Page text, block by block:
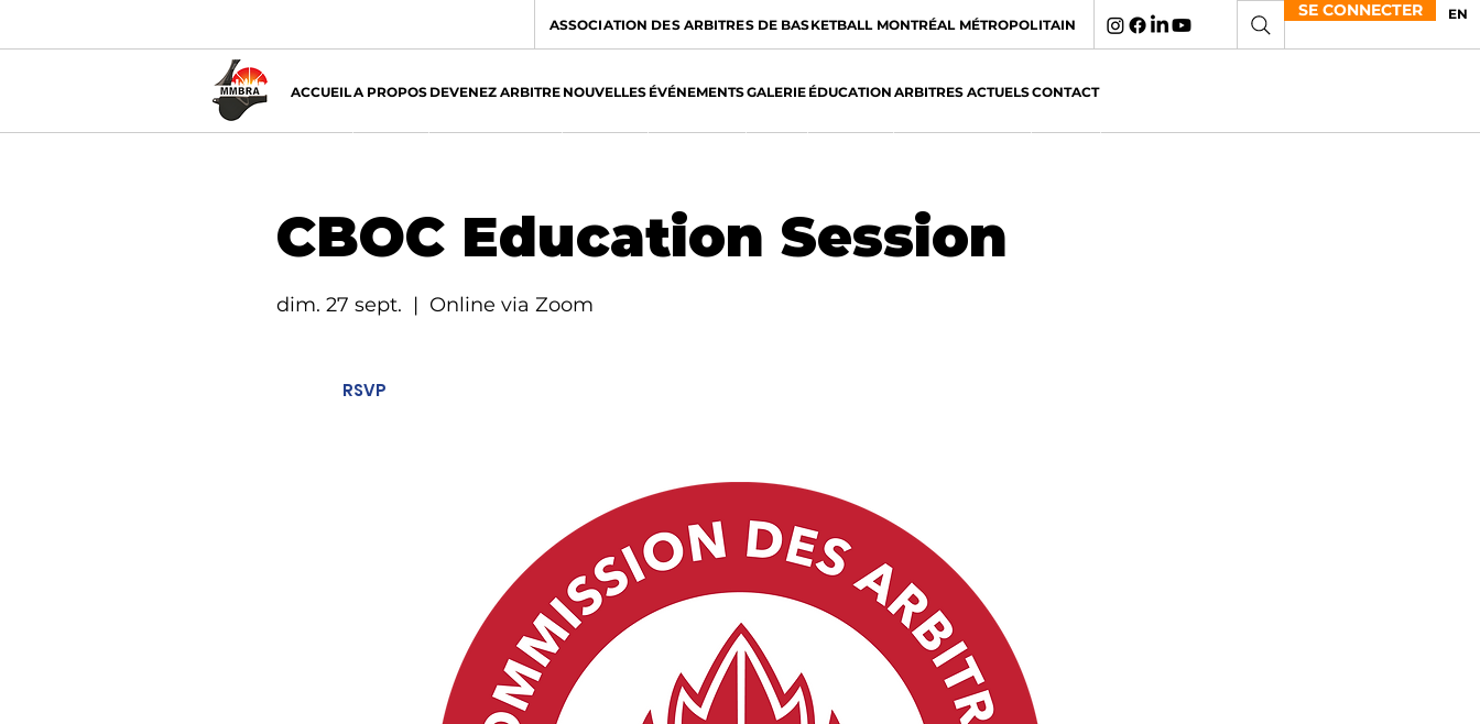
ASSOCIATION DES ARBITRES DE BASKETBALL MONTRÉAL MÉTROPOLITAIN
SE CONNECTER EN
ACCUEILA PROPOS DEVENEZ ARBITRE NOUVELLES ÉVÉNEMENTSGALERIE ÉDUCATION ARBITRES ACTUELSCONTACT
CBOC Education Session
dim. 27 sept.
  |
Online via Zoom
RSVP